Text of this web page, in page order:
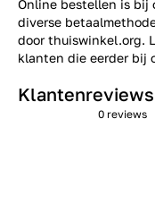
Online bestellen is bij
diverse
door thuiswinkel.org.
klanten die eerder bij
Klantenreviews
0 reviews